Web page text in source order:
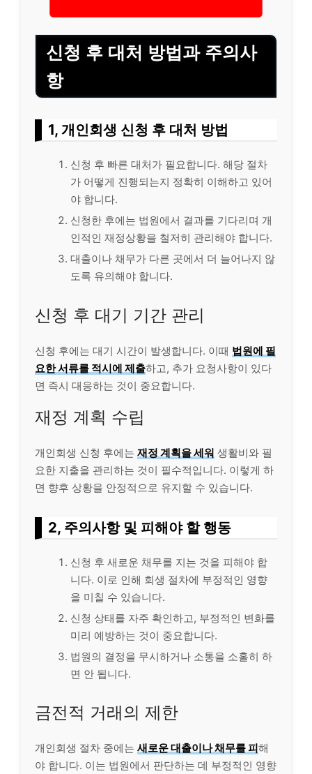
신청 후 대처 방법과 주의사
항
1, 개인회생 신청 후 대처 방법
신청 후 빠른 대처가 필요합니다. 해당 절차
가 어떻게 진행되는지 정확히 이해하고 있어
야 합니다.
신청한 후에는 법원에서 결과를 기다리며 개
인적인 재정상황을 철저히 관리해야 합니다.
대출이나 채무가 다른 곳에서 더 늘어나지 않
도록 유의해야 합니다.
신청 후 대기 기간 관리
신청 후에는 대기 시간이 발생합니다. 이때 법원에 필
요한 서류를 적시에 제출하고, 추가 요청사항이 있다
면 즉시 대응하는 것이 중요합니다.
재정 계획 수립
개인회생 신청 후에는 재정 계획을 세워 생활비와 필
요한 지출을 관리하는 것이 필수적입니다. 이렇게 하
면 향후 상황을 안정적으로 유지할 수 있습니다.
2, 주의사항 및 피해야 할 행동
신청 후 새로운 채무를 지는 것을 피해야 합
니다. 이로 인해 회생 절차에 부정적인 영향
을 미칠 수 있습니다.
신청 상태를 자주 확인하고, 부정적인 변화를
미리 예방하는 것이 중요합니다.
법원의 결정을 무시하거나 소통을 소홀히 하
면 안 됩니다.
금전적 거래의 제한
개인회생 절차 중에는 새로운 대출이나 채무를 피해
야 합니다. 이는 법원에서 판단하는 데 부정적인 영향